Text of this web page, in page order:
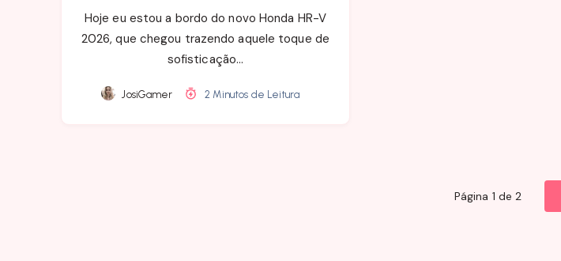
Hoje eu estou a bordo do novo Honda HR-V
2026, que chegou trazendo aquele toque de
sofisticação…
JosiGamer 2 Minutos de Leitura
Página 1 de 2